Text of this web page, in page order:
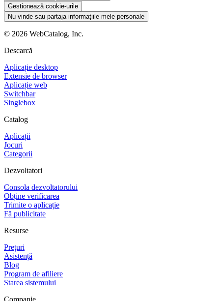
Gestionează cookie-urile
Nu vinde sau partaja informațiile mele personale
© 2026 WebCatalog, Inc.
Descarcă
Aplicație desktop
Extensie de browser
Aplicație web
Switchbar
Singlebox
Catalog
Aplicații
Jocuri
Categorii
Dezvoltatori
Consola dezvoltatorului
Obține verificarea
Trimite o aplicație
Fă publicitate
Resurse
Prețuri
Asistență
Blog
Program de afiliere
Starea sistemului
Companie